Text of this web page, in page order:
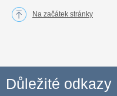
Na začátek stránky
Důležité odkazy